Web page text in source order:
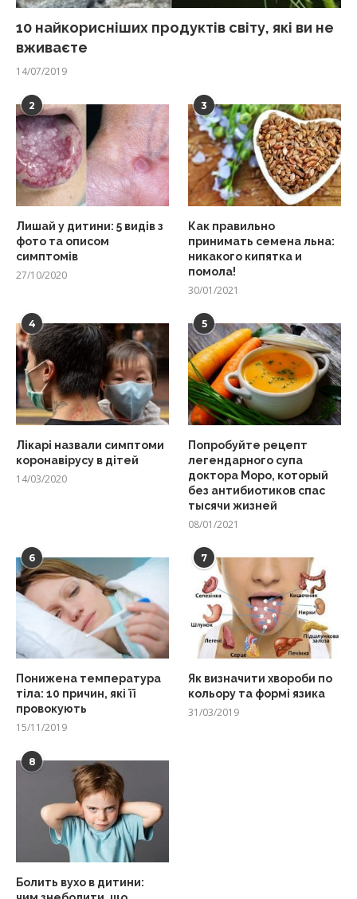
10 найкорисніших продуктів світу, які ви не
вживаєте
14/07/2019
2
Лишай у дитини: 5 видів з
фото та описом
симптомів
27/10/2020
3
Как правильно
принимать семена льна:
никакого кипятка и
помола!
30/01/2021
4
Лікарі назвали симптоми
коронавірусу в дітей
14/03/2020
5
Попробуйте рецепт
легендарного супа
доктора Моро, который
без антибиотиков спас
тысячи жизней
08/01/2021
6
Понижена температура
тіла: 10 причин, які її
провокують
15/11/2019
7
Як визначити хвороби по
кольору та формі язика
31/03/2019
8
Болить вухо в дитини: